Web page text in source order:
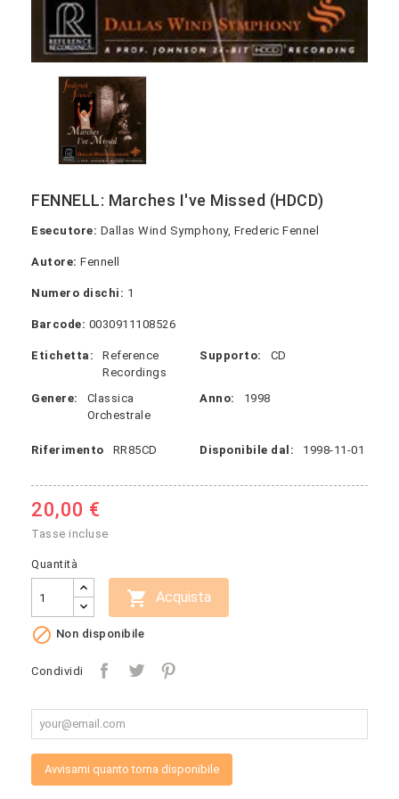
FENNELL: Marches I've Missed (HDCD)
Esecutore: Dallas Wind Symphony, Frederic Fennel
Autore: Fennell
Numero dischi: 1
Barcode: 0030911108526
Etichetta:
Reference
Recordings
Supporto: CD
Genere:
Classica
Orchestrale
Anno: 1998
Riferimento RR85CD Disponibile dal: 1998-11-01
20,00 €
Tasse incluse
Quantità
 Acquista
 Non disponibile
Condividi
Avvisami quanto torna disponibile